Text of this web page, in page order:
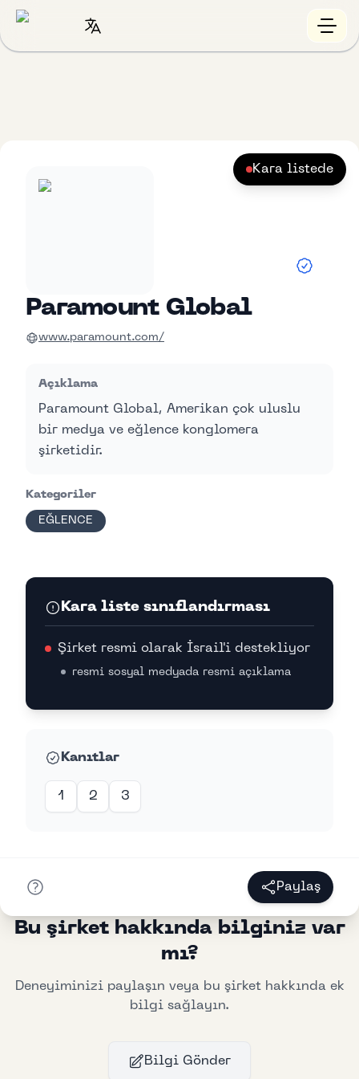
Kara listede
Paramount Global
www.paramount.com/
Açıklama
Paramount Global, Amerikan çok uluslu
bir medya ve eğlence konglomera
şirketidir.
Kategoriler
EĞLENCE
Kara liste sınıflandırması
Şirket resmi olarak İsrail'i destekliyor
resmi sosyal medyada resmi açıklama
Kanıtlar
1 2 3
Paylaş
Bu şirket hakkında bilginiz var
mı?
Deneyiminizi paylaşın veya bu şirket hakkında ek
bilgi sağlayın.
Bilgi Gönder